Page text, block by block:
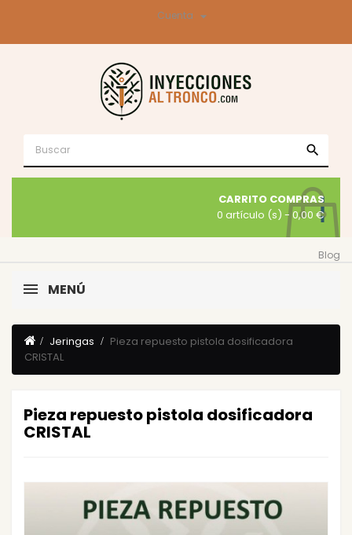
Cuenta 
search
CARRITO COMPRAS
0 artículo (s) - 0,00 €
Blog
MENÚ
Jeringas
Pieza repuesto pistola dosificadora
CRISTAL
Pieza repuesto pistola dosificadora
CRISTAL